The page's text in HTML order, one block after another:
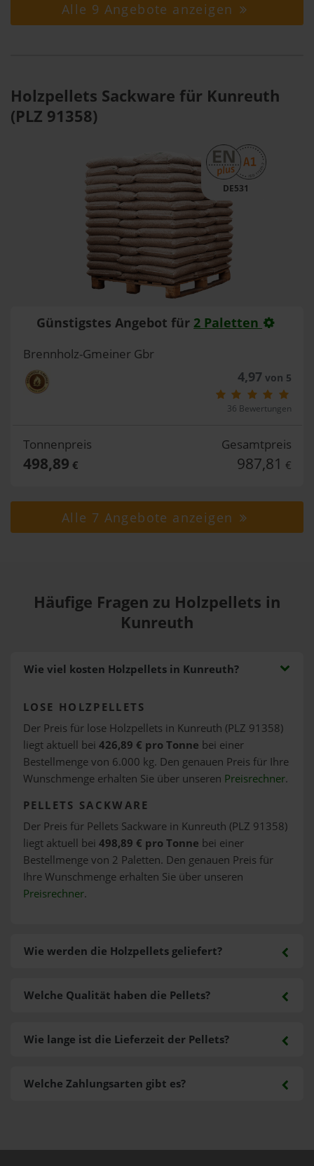
Alle 9 Angebote anzeigen
Holzpellets Sackware für Kunreuth
(PLZ 91358)
DE531
Günstigstes Angebot für 2 Paletten
Brennholz-Gmeiner Gbr
4,97von 5
36 Bewertungen
Tonnenpreis
498,89 €
Gesamtpreis
987,81 €
Alle 7 Angebote anzeigen
Häufige Fragen zu Holzpellets in
Kunreuth
Wie viel kosten Holzpellets in Kunreuth?
LOSE HOLZPELLETS
Der Preis für lose Holzpellets in Kunreuth (PLZ 91358)
liegt aktuell bei 426,89 € pro Tonne bei einer
Bestellmenge von 6.000 kg. Den genauen Preis für Ihre
Wunschmenge erhalten Sie über unseren Preisrechner.
PELLETS SACKWARE
Der Preis für Pellets Sackware in Kunreuth (PLZ 91358)
liegt aktuell bei 498,89 € pro Tonne bei einer
Bestellmenge von 2 Paletten. Den genauen Preis für
Ihre Wunschmenge erhalten Sie über unseren
Preisrechner.
Wie werden die Holzpellets geliefert?
Welche Zahlungsarten gibt es?
Welche Qualität haben die Pellets?
Wie lange ist die Lieferzeit der Pellets?